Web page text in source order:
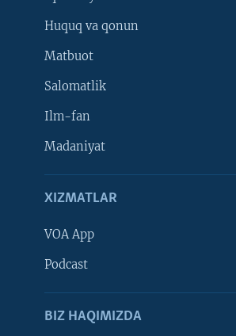
Huquq va qonun
Matbuot
Salomatlik
Ilm-fan
Madaniyat
XIZMATLAR
VOA App
Podcast
BIZ HAQIMIZDA